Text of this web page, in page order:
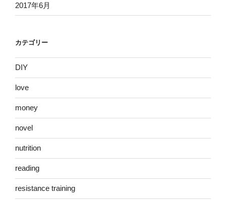
2017年6月
カテゴリー
DIY
love
money
novel
nutrition
reading
resistance training